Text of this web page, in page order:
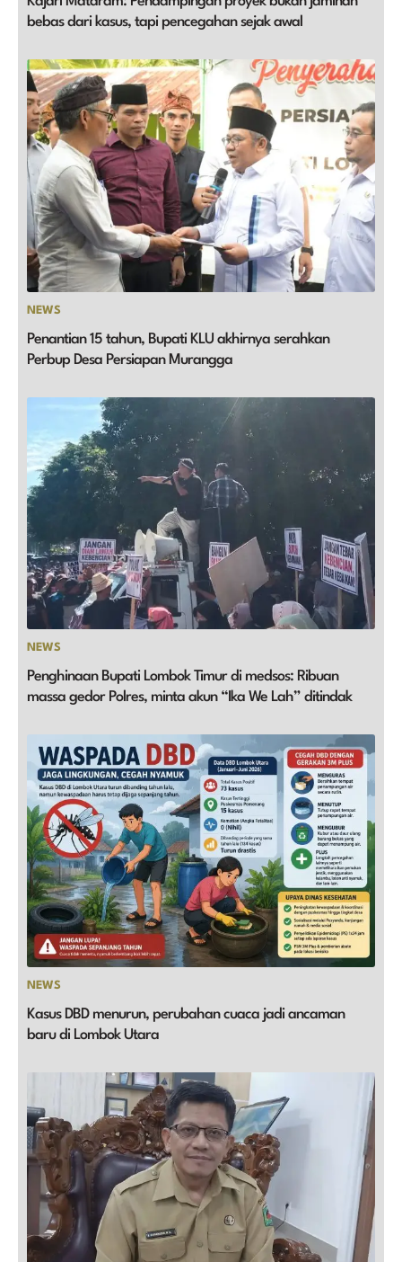
bebas dari kasus, tapi pencegahan sejak awal
NEWS
Penantian 15 tahun, Bupati KLU akhirnya serahkan
Perbup Desa Persiapan Murangga
NEWS
Penghinaan Bupati Lombok Timur di medsos: Ribuan
massa gedor Polres, minta akun “Ika We Lah” ditindak
NEWS
Kasus DBD menurun, perubahan cuaca jadi ancaman
baru di Lombok Utara